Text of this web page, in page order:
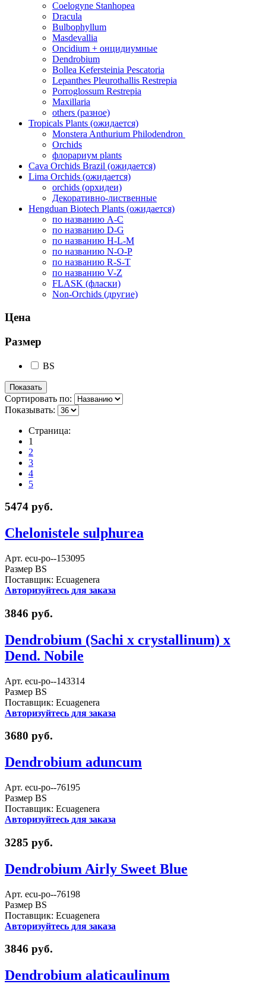
Coelogyne Stanhopea
Dracula
Bulbophyllum
Masdevallia
Oncidium + онцидиумные
Dendrobium
Bollea Kefersteinia Pescatoria
Lepanthes Pleurothallis Restrepia
Porroglossum Restrepia
Maxillaria
others (разное)
Tropicals Plants (ожидается)
​​​​​​​Monstera Anthurium Philodendron
Orchids
флорариум plants
Cava Orchids Brazil (ожидается)
Lima Orchids (ожидается)
orchids (орхидеи)
Декоративно-лиственные
Hengduan Biotech Plants (ожидается)
по названию A-C
по названию D-G
по названию H-L-M
по названию N-O-P
по названию R-S-T
по названию V-Z
FLASK (фласки)
Non-Orchids (другие)
Цена
Размер
BS
Сортировать по:
Показывать:
Страница:
1
2
3
4
5
5474 руб.
Chelonistele sulphurea
Арт. ecu-po--153095
Размер BS
Поставщик: Ecuagenera
Авторизуйтесь для заказа
3846 руб.
Dendrobium (Sachi x crystallinum) x
Dend. Nobile
Арт. ecu-po--143314
Размер BS
Поставщик: Ecuagenera
Авторизуйтесь для заказа
3680 руб.
Dendrobium aduncum
Арт. ecu-po--76195
Размер BS
Поставщик: Ecuagenera
Авторизуйтесь для заказа
3285 руб.
Dendrobium Airly Sweet Blue
Арт. ecu-po--76198
Размер BS
Поставщик: Ecuagenera
Авторизуйтесь для заказа
3846 руб.
Dendrobium alaticaulinum